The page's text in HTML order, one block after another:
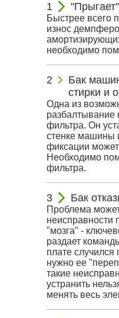
Быстрее всего
износ
необходимо
Бак
стирки и
Одна из
разбалтывание
фильтра. Он
стенке машины
фиксации
Необходимо
фильтра.
Бак
Проблема
неисправности
"мозга" -
раздает
плате
нужно ее
такие
устранить
менять весь